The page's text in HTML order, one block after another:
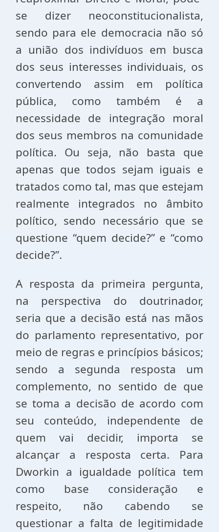
se dizer neoconstitucionalista,
sendo para ele democracia não só
a união dos indivíduos em busca
dos seus interesses individuais, os
convertendo assim em política
pública, como também é a
necessidade de integração moral
dos seus membros na comunidade
política. Ou seja, não basta que
apenas que todos sejam iguais e
tratados como tal, mas que estejam
realmente integrados no âmbito
político, sendo necessário que se
questione “quem decide?” e “como
decide?”.
A resposta da primeira pergunta,
na perspectiva do doutrinador,
seria que a decisão está nas mãos
do parlamento representativo, por
meio de regras e princípios básicos;
sendo a segunda resposta um
complemento, no sentido de que
se toma a decisão de acordo com
seu conteúdo, independente de
quem vai decidir, importa se
alcançar a resposta certa. Para
Dworkin a igualdade política tem
como base consideração e
respeito, não cabendo se
questionar a falta de legitimidade